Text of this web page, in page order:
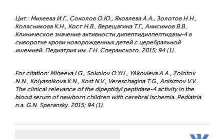
Цит.: Михеева И.Г., Соколов О.Ю., Яковлева А.А., Золотов Н.Н.,
Колясникова К.Н., Кост Н.В., Верещагина Т.Г., Анисимов В.В..
Клиническое значение активности дипептидилпептидазы-4 в
сыворотке крови новорожденных детей с церебральной
ишемией. Педиатрия им. Г.Н. Сперанского. 2015; 94 (1).
For citation: Miheeva I.G., Sokolov O.YU., YAkovleva A.A., Zolotov
N.N., Kolyasnikova K.N., Kost N.V., Vereschagina T.G., Anisimov V.V..
The clinical relevance of the dipeptidyl peptidase-4 activity in the
blood serum of newborn children with cerebral ischemia. Pediatria
n.a. G.N. Speransky. 2015; 94 (1).